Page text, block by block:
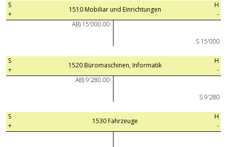
S
+
1510 Mobiliar und Einrichtungen
H
-
AB) 15'000.00
S 15'000
S
+
1520 Büromaschinen, Informatik
H
-
AB) 9'280.00
S 9'280
S
+
1530 Fahrzeuge
H
-